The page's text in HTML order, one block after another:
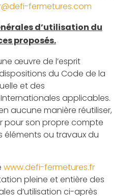
fermetures.com
d’utilisation du
proposés.
œuvre de l’esprit
du Code de la
et des
applicables.
aucune manière réutiliser,
pour son propre compte
ou travaux du
www.defi-fermetures.fr
pleine et entière des
d’utilisation ci-après